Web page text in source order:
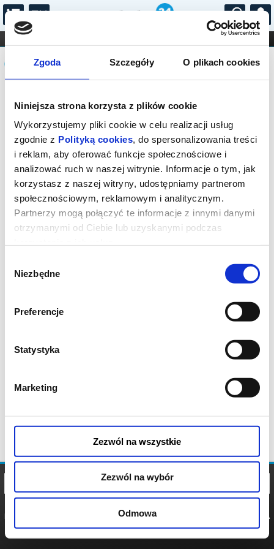
Zgoda Szczegóły O plikach cookies
Niniejsza strona korzysta z plików cookie
Wykorzystujemy pliki cookie w celu realizacji usług
zgodnie z Polityką cookies, do spersonalizowania treści
i reklam, aby oferować funkcje społecznościowe i
analizować ruch w naszej witrynie. Informacje o tym, jak
korzystasz z naszej witryny, udostępniamy partnerom
społecznościowym, reklamowym i analitycznym.
Partnerzy mogą połączyć te informacje z innymi danymi
otrzymanymi od Ciebie lub uzyskanymi podczas
zgody
Niezbędne
Preferencje
Statystyka
Marketing
Zezwól na wszystkie
Zezwól na wybór
Odmowa
...
FILHARMONIA OPERA I BALET
STAND-UP
DLA DZIECI
Komunikat
Sprzedaż biletów on-line na wydarzenie
została zakończona.
POLITYKA
POLITYKA